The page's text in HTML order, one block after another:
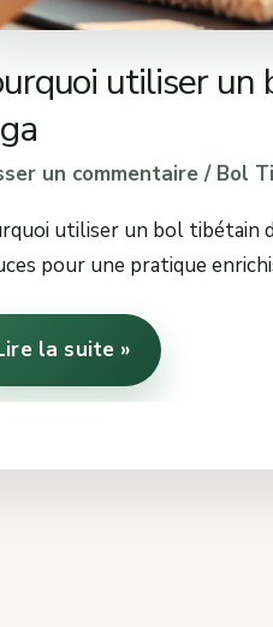
utiliser un
un commentaire / Bol
utiliser un bol tibétain
pour une pratique
la suite »